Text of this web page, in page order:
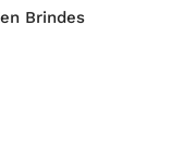
Brindes